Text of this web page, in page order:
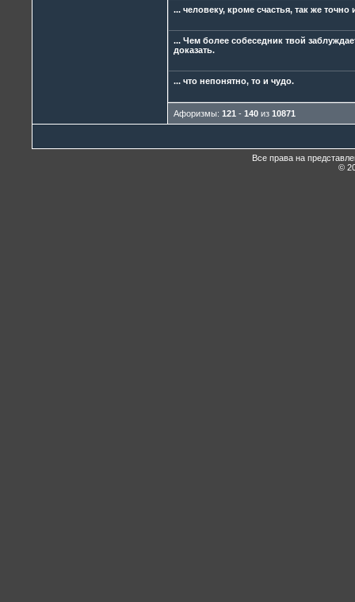
... человеку, кроме счастья, так же
... Чем более собеседник твой
доказать.
... что непонятно, то и чудо.
Афоризмы: 121 - 140 из 10871
Все права на
©